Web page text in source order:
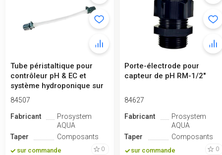
Tube péristaltique pour
contrôleur pH & EC et
système hydroponique sur
ordina...
84507
Fabricant
Prosystem
AQUA
Taper
Composants
sur commande 0
Porte-électrode pour
capteur de pH RM-1/2"
84627
Fabricant
Prosystem
AQUA
Taper
Composants
sur commande 0